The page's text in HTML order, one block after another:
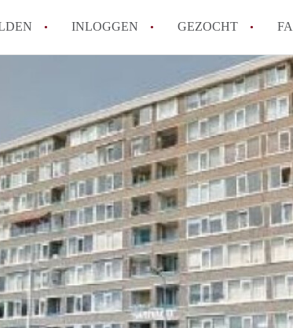
INLOGGEN GEZOCHT
Tips: om in Alkmaar een
How to translate
Wat is AppartementAlkmaar?
Wat is de privacyverklaring van
Berekent AppartementAlkmaar
makelaarsvergoeding/
Alle veelgestelde vragen